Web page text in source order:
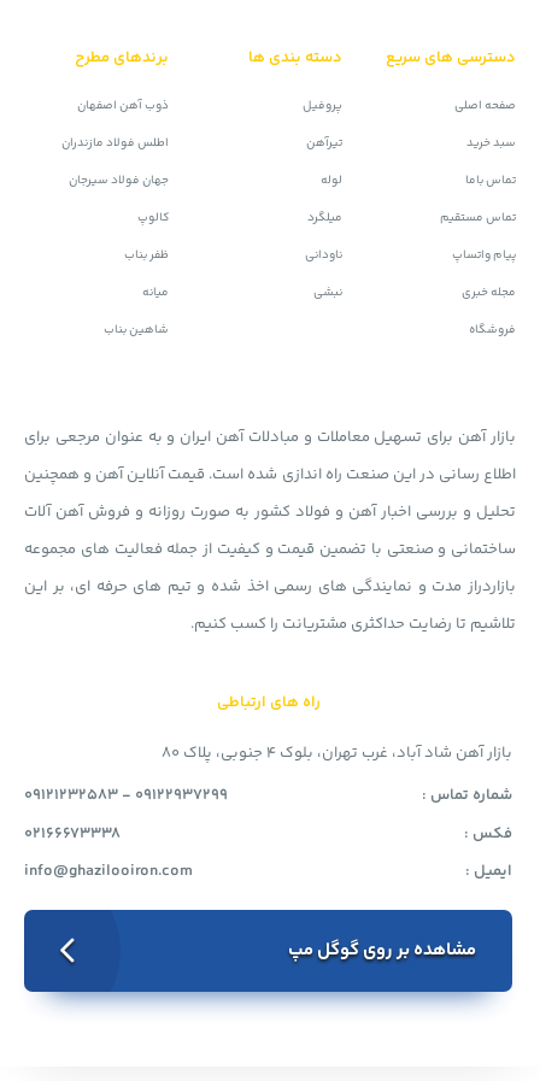
دسترسی های سریع
صفحه اصلی
سبد خرید
تماس باما
تماس مستقیم
پیام واتساپ
مجله خبری
فروشگاه
دسته بندی ها
پروفیل
تیرآهن
لوله
میلگرد
ناودانی
نبشی
برندهای مطرح
ذوب آهن اصفهان
اطلس فولاد مازندران
جهان فولاد سیرجان
کالوپ
ظفر بناب
میانه
شاهین بناب
بازار آهن برای تسهیل معاملات و مبادلات آهن ایران و به عنوان مرجعی برای
اطلاع رسانی در این صنعت راه اندازی شده است. قیمت آنلاین آهن و همچنین
تحلیل و بررسی اخبار آهن و فولاد کشور به صورت روزانه و فروش آهن آلات
ساختمانی و صنعتی با تضمین قیمت و کیفیت از جمله فعالیت های مجموعه
بازاردراز مدت و نمایندگی های رسمی اخذ شده و تیم های حرفه ای، بر این
تلاشیم تا رضایت حداکثری مشتریانت را کسب کنیم.
راه های ارتباطی
بازار آهن شاد آباد، غرب تهران، بلوک 4 جنوبی، پلاک 80
شماره تماس :
09121232583 - 09122937299
فکس :
02166673338
ایمیل :
info@ghazilooiron.com
مشاهده بر روی گوگل مپ